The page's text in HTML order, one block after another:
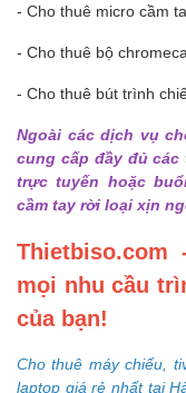
- Cho thuê micro cầm
- Cho thuê bộ
- Cho thuê bút trình
Ngoài các dịch vụ
cung cấp đầy đủ
trực tuyến hoặc
cầm tay rời loại xịn
mọi nhu cầu
của bạn!
Cho thuê máy chiếu,
laptop giá rẻ nhất tại